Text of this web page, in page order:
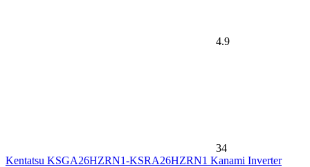
4.9
34
Kentatsu KSGA26HZRN1-KSRA26HZRN1 Kanami Inverter